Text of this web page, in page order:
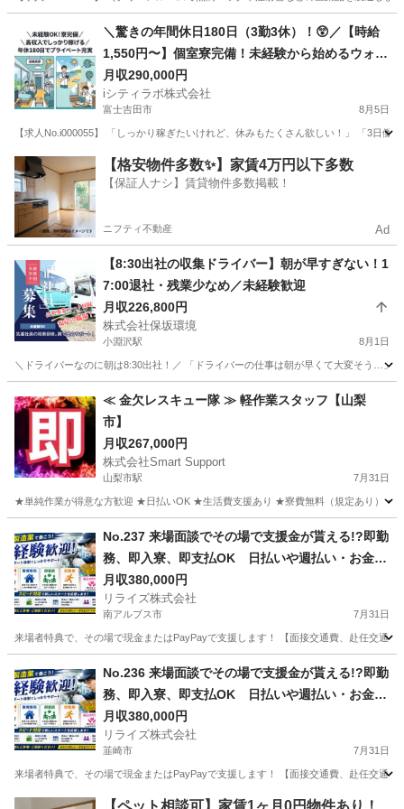
その他 未経験
＼驚きの年間休日180日（3勤3休）！😲／【時給
1,550円〜】個室寮完備！未経験から始めるウォー
ターサーバー用お水の製造・検査🚰
月収290,000円
iシティラボ株式会社
富士吉田市 8月5日
【求人No.i000055】 「しっかり稼ぎたいけれど、休みもたくさん欲しい！」 「3日
山梨 富士吉田市 その他 未経験
【格安物件多数✨】家賃4万円以下多数
【保証人ナシ】賃貸物件多数掲載！
ニフティ不動産 Ad
【8:30出社の収集ドライバー】朝が早すぎない！1
7:00退社・残業少なめ／未経験歓迎
月収226,800円
株式会社保坂環境
小淵沢駅 8月1日
＼ドライバーなのに朝は8:30出社！／ 「ドライバーの仕事は朝が早くて大変そう…」
小淵沢駅
≪ 金欠レスキュー隊 ≫ 軽作業スタッフ【山梨
市】
月収267,000円
株式会社Smart Support
山梨市駅 7月31日
★単純作業が得意な方歓迎 ★日払いOK ★生活費支援あり ★寮費無料（規定あり） ★
その他 単純作業
No.237 来場面談でその場で支援金が貰える!?即勤
務、即入寮、即支払OK 日払いや週払い・お金住
む場所に困ってる方必見の案件です！簡単な電子
部品の製造・加工のお仕事♪
月収380,000円
リライズ株式会社
南アルプス市 7月31日
来場者特典で、その場で現金またはPayPayで支援します！ 【面接交通費、赴任交通
その他
No.236 来場面談でその場で支援金が貰える!?即勤
務、即入寮、即支払OK 日払いや週払い・お金住
む場所に困ってる方必見の案件です！簡単な電子
部品の製造・加工のお仕事♪
月収380,000円
リライズ株式会社
韮崎市 7月31日
来場者特典で、その場で現金またはPayPayで支援します！ 【面接交通費、赴任交通
韮崎市 その他 業務
【ペット相談可】家賃1ヶ月0円物件あり！